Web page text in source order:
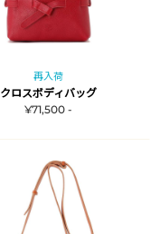
再入荷
クロスボディバッグ
¥71,500 -